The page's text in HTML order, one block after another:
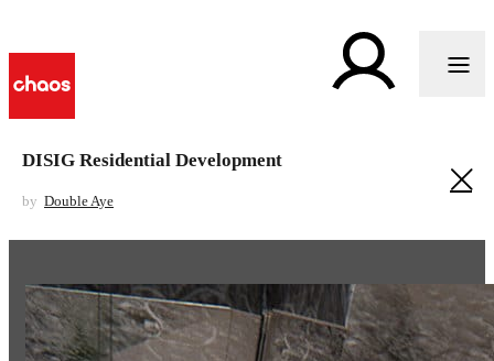
DISIG Residential Development
by Double Aye